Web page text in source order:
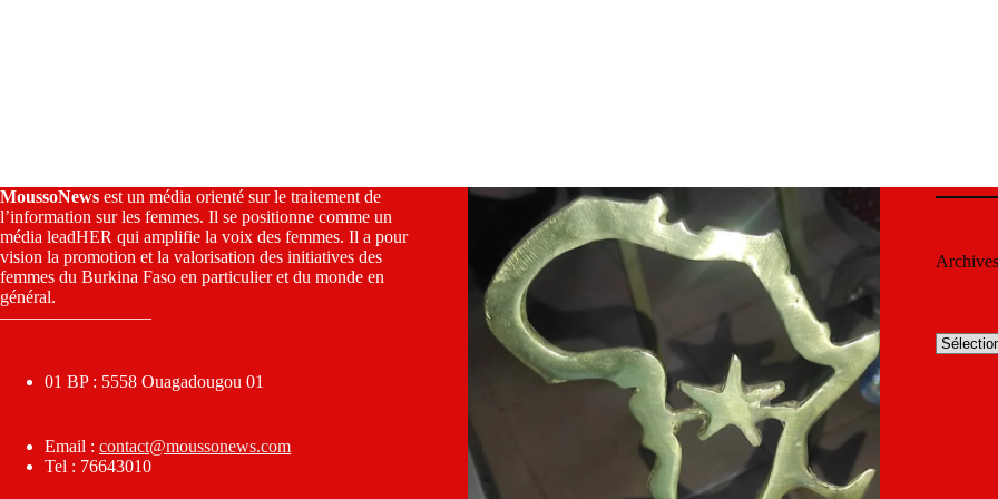
MoussoNews est un média orienté sur le traitement de
l’information sur les femmes. Il se positionne comme un
média leadHER qui amplifie la voix des femmes. Il a pour
vision la promotion et la valorisation des initiatives des
femmes du Burkina Faso en particulier et du monde en
général.
————————–
01 BP : 5558 Ouagadougou 01
Email : contact@moussonews.com
Tel : 76643010
Archives
Archives